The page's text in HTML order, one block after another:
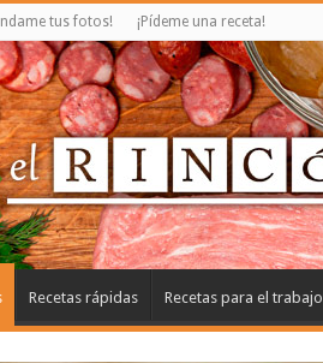
tus fotos! ¡Pídeme una receta!
Recetas rápidas Recetas para el trabajo